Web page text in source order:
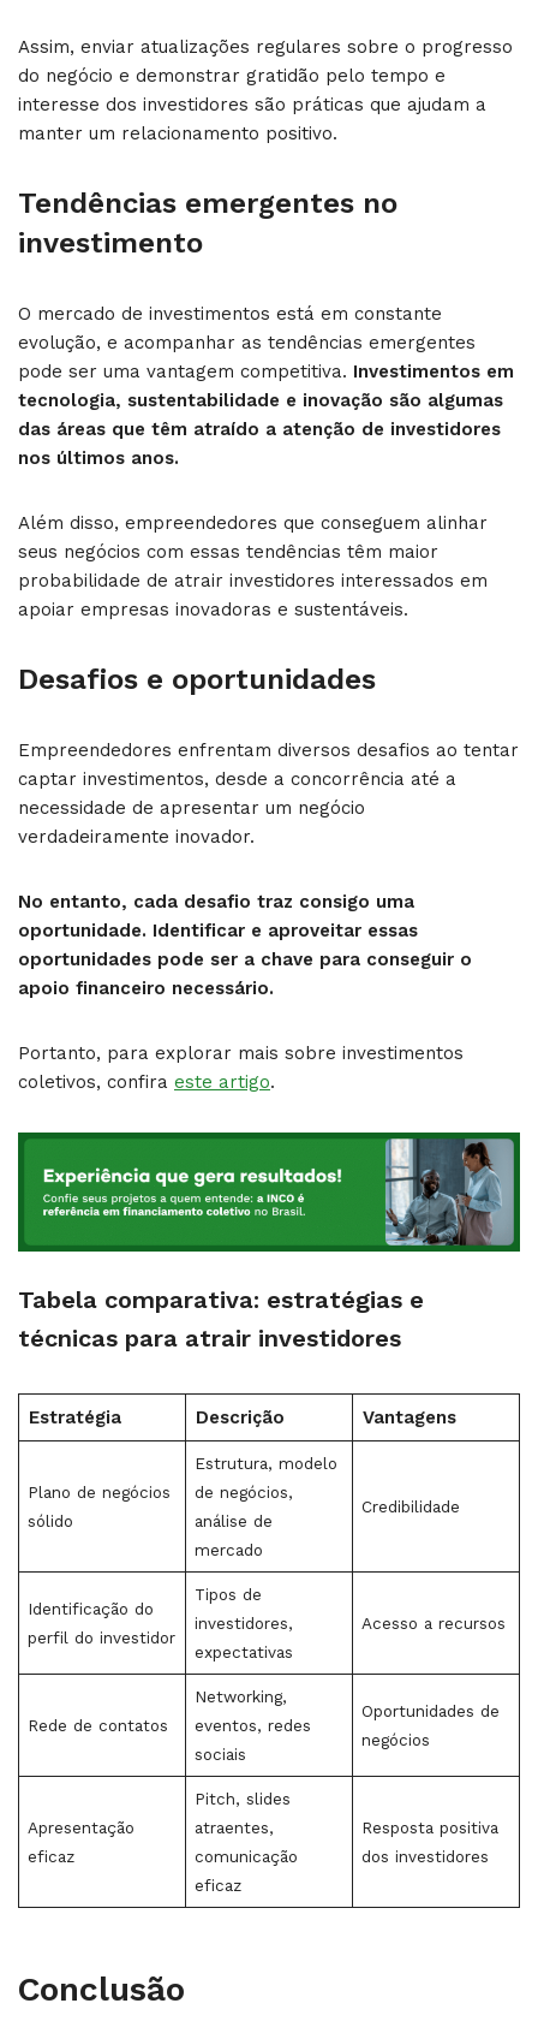
Assim, enviar atualizações regulares sobre o progresso
do negócio e demonstrar gratidão pelo tempo e
interesse dos investidores são práticas que ajudam a
manter um relacionamento positivo.
Tendências emergentes no
investimento
O mercado de investimentos está em constante
evolução, e acompanhar as tendências emergentes
pode ser uma vantagem competitiva. Investimentos em
tecnologia, sustentabilidade e inovação são algumas
das áreas que têm atraído a atenção de investidores
nos últimos anos.
Além disso, empreendedores que conseguem alinhar
seus negócios com essas tendências têm maior
probabilidade de atrair investidores interessados em
apoiar empresas inovadoras e sustentáveis.
Desafios e oportunidades
Empreendedores enfrentam diversos desafios ao tentar
captar investimentos, desde a concorrência até a
necessidade de apresentar um negócio
verdadeiramente inovador.
No entanto, cada desafio traz consigo uma
oportunidade. Identificar e aproveitar essas
oportunidades pode ser a chave para conseguir o
apoio financeiro necessário.
Portanto, para explorar mais sobre investimentos
coletivos, confira este artigo.
Tabela comparativa: estratégias e
técnicas para atrair investidores
Estratégia Descrição Vantagens
Plano de negócios
sólido
Estrutura, modelo
de negócios,
análise de
mercado
Credibilidade
Identificação do
perfil do investidor
Tipos de
investidores,
expectativas
Acesso a recursos
Rede de contatos
Networking,
eventos, redes
sociais
Oportunidades de
negócios
Apresentação
eficaz
Pitch, slides
atraentes,
comunicação
eficaz
Resposta positiva
dos investidores
Conclusão